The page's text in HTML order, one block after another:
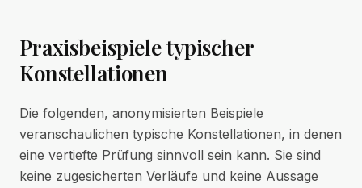
Praxisbeispiele typischer
Konstellationen
Die folgenden, anonymisierten Beispiele
veranschaulichen typische Konstellationen, in denen
eine vertiefte Prüfung sinnvoll sein kann. Sie sind
keine zugesicherten Verläufe und keine Aussage